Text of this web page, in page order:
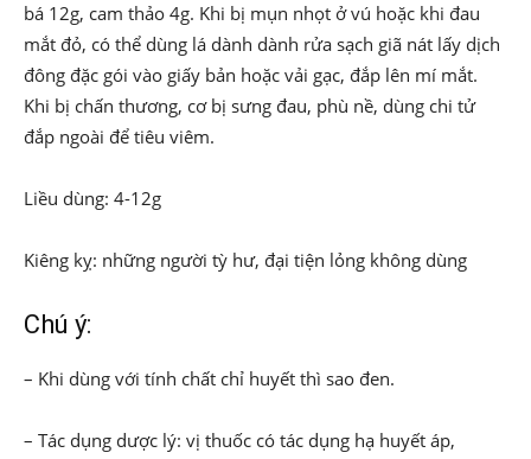
bá 12g, cam thảo 4g. Khi bị mụn nhọt ở vú hoặc khi đau
mắt đỏ, có thể dùng lá dành dành rửa sạch giã nát lấy dịch
đông đặc gói vào giấy bản hoặc vải gạc, đắp lên mí mắt.
Khi bị chấn thương, cơ bị sưng đau, phù nề, dùng chi tử
đắp ngoài để tiêu viêm.
Liều dùng: 4-12g
Kiêng kỵ: những người tỳ hư, đại tiện lỏng không dùng
Chú ý:
– Khi dùng với tính chất chỉ huyết thì sao đen.
– Tác dụng dược lý: vị thuốc có tác dụng hạ huyết áp,